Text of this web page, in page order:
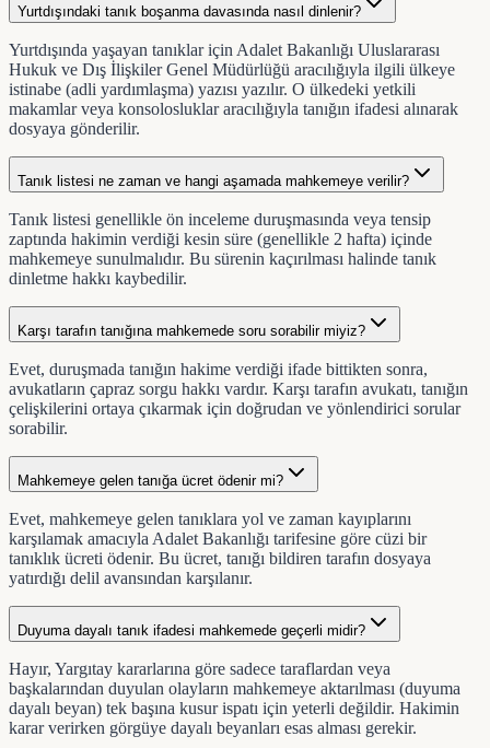
Yurtdışındaki tanık boşanma davasında nasıl dinlenir?
Yurtdışında yaşayan tanıklar için Adalet Bakanlığı Uluslararası
Hukuk ve Dış İlişkiler Genel Müdürlüğü aracılığıyla ilgili ülkeye
istinabe (adli yardımlaşma) yazısı yazılır. O ülkedeki yetkili
makamlar veya konsolosluklar aracılığıyla tanığın ifadesi alınarak
dosyaya gönderilir.
Tanık listesi ne zaman ve hangi aşamada mahkemeye verilir?
Tanık listesi genellikle ön inceleme duruşmasında veya tensip
zaptında hakimin verdiği kesin süre (genellikle 2 hafta) içinde
mahkemeye sunulmalıdır. Bu sürenin kaçırılması halinde tanık
dinletme hakkı kaybedilir.
Karşı tarafın tanığına mahkemede soru sorabilir miyiz?
Evet, duruşmada tanığın hakime verdiği ifade bittikten sonra,
avukatların çapraz sorgu hakkı vardır. Karşı tarafın avukatı, tanığın
çelişkilerini ortaya çıkarmak için doğrudan ve yönlendirici sorular
sorabilir.
Mahkemeye gelen tanığa ücret ödenir mi?
Evet, mahkemeye gelen tanıklara yol ve zaman kayıplarını
karşılamak amacıyla Adalet Bakanlığı tarifesine göre cüzi bir
tanıklık ücreti ödenir. Bu ücret, tanığı bildiren tarafın dosyaya
yatırdığı delil avansından karşılanır.
Duyuma dayalı tanık ifadesi mahkemede geçerli midir?
Hayır, Yargıtay kararlarına göre sadece taraflardan veya
başkalarından duyulan olayların mahkemeye aktarılması (duyuma
dayalı beyan) tek başına kusur ispatı için yeterli değildir. Hakimin
karar verirken görgüye dayalı beyanları esas alması gerekir.